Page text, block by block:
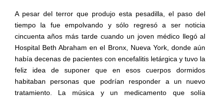
A pesar del terror que produjo esta pesadilla, el paso del
tiempo la fue empolvando y sólo regresó a ser noticia
cincuenta años más tarde cuando un joven médico llegó al
Hospital Beth Abraham en el Bronx, Nueva York, donde aún
había decenas de pacientes con encefalitis letárgica y tuvo la
feliz idea de suponer que en esos cuerpos dormidos
habitaban personas que podrían responder a un nuevo
tratamiento. La música y un medicamento que solía